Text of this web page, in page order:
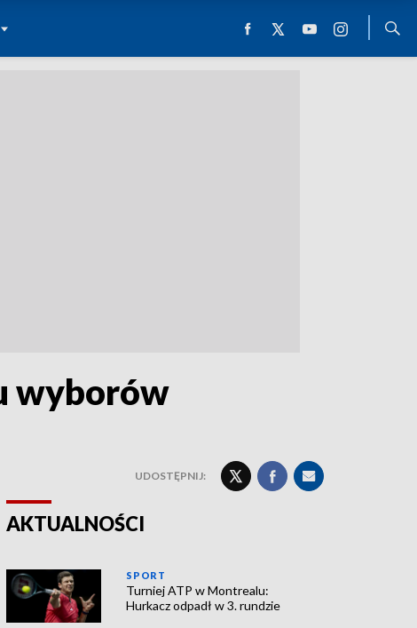
wyborów
UDOSTĘPNIJ:
AKTUALNOŚCI
SPORT
Turniej ATP w Montrealu:
Hurkacz odpadł w 3. rundzie